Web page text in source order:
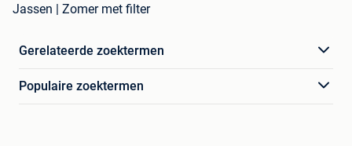
Jassen | Zomer met filter
Gerelateerde zoektermen
Populaire zoektermen